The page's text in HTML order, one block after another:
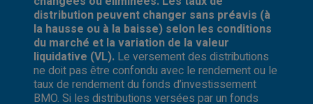
distribution peuvent changer sans préavis (à
la hausse ou à la baisse) selon les conditions
du marché et la variation de la valeur
liquidative (VL). Le versement des distributions
ne doit pas être confondu avec le rendement ou le
taux de rendement du fonds d’investissement
BMO. Si les distributions versées par un fonds